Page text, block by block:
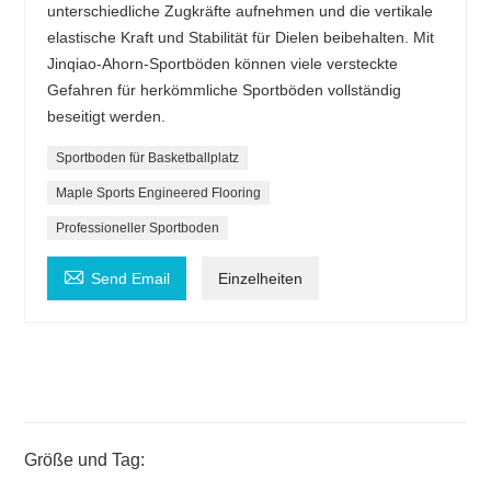
unterschiedliche Zugkräfte aufnehmen und die vertikale
elastische Kraft und Stabilität für Dielen beibehalten. Mit
Jinqiao-Ahorn-Sportböden können viele versteckte
Gefahren für herkömmliche Sportböden vollständig
beseitigt werden.
Sportboden für Basketballplatz
Maple Sports Engineered Flooring
Professioneller Sportboden
 Send Email Einzelheiten
Größe und Tag: